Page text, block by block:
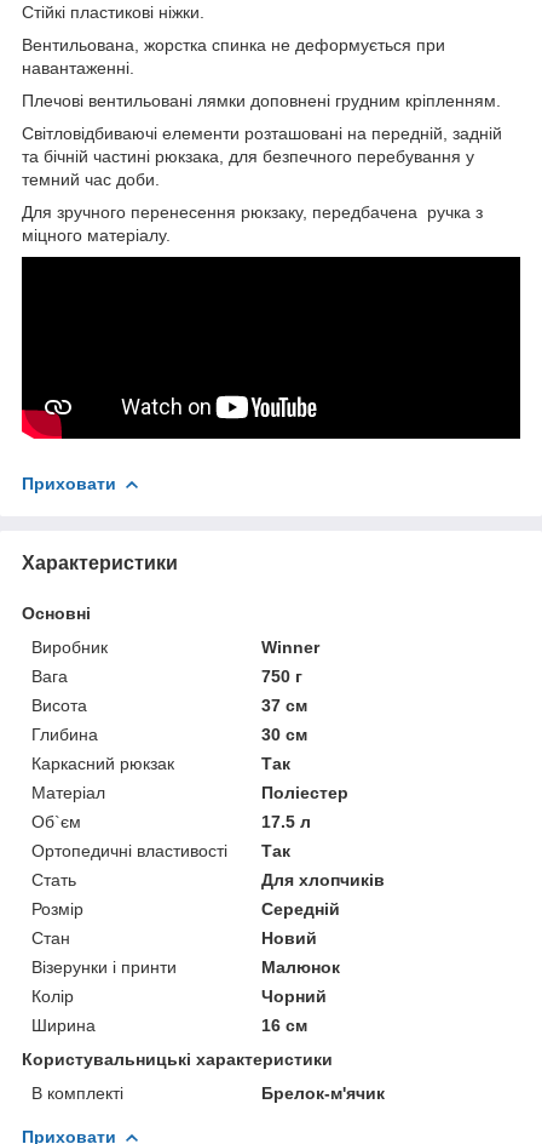
Стійкі пластикові ніжки.
Вентильована, жорстка спинка не деформується при
навантаженні.
Плечові вентильовані лямки доповнені грудним кріпленням.
Світловідбиваючі елементи розташовані на передній, задній
та бічній частині рюкзака, для безпечного перебування у
темний час доби.
Для зручного перенесення рюкзаку, передбачена ручка з
міцного матеріалу.
Приховати
Характеристики
Основні
Виробник
Winner
Вага
750 г
Висота
37 см
Глибина
30 см
Каркасний рюкзак
Так
Матеріал
Поліестер
Об`єм
17.5 л
Ортопедичні властивості
Так
Стать
Для хлопчиків
Розмір
Середній
Стан
Новий
Візерунки і принти
Малюнок
Колір
Чорний
Ширина
16 см
Користувальницькі характеристики
В комплекті
Брелок-м'ячик
Приховати